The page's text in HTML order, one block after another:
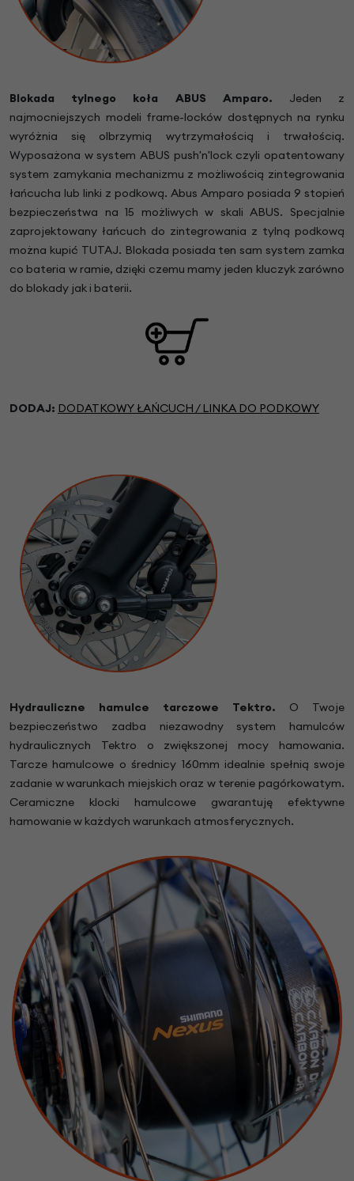
Blokada tylnego koła ABUS Amparo. Jeden z
najmocniejszych modeli frame-locków dostępnych na rynku
wyróżnia się olbrzymią wytrzymałością i trwałością.
Wyposażona w system ABUS push'n'lock czyli opatentowany
system zamykania mechanizmu z możliwością zintegrowania
łańcucha lub linki z podkową. Abus Amparo posiada 9 stopień
bezpieczeństwa na 15 możliwych w skali ABUS. Specjalnie
zaprojektowany łańcuch do zintegrowania z tylną podkową
można kupić TUTAJ. Blokada posiada ten sam system zamka
co bateria w ramie, dzięki czemu mamy jeden kluczyk zarówno
do blokady jak i baterii.
DODAJ: DODATKOWY ŁAŃCUCH / LINKA DO PODKOWY
Hydrauliczne hamulce tarczowe Tektro. O Twoje
bezpieczeństwo zadba niezawodny system hamulców
hydraulicznych Tektro o zwiększonej mocy hamowania.
Tarcze hamulcowe o średnicy 160mm idealnie spełnią swoje
zadanie w warunkach miejskich oraz w terenie pagórkowatym.
Ceramiczne klocki hamulcowe gwarantuję efektywne
hamowanie w każdych warunkach atmosferycznych.